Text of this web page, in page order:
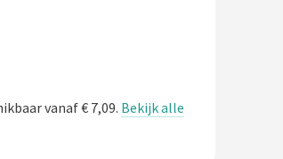
vanaf € 7,09. Bekijk alle